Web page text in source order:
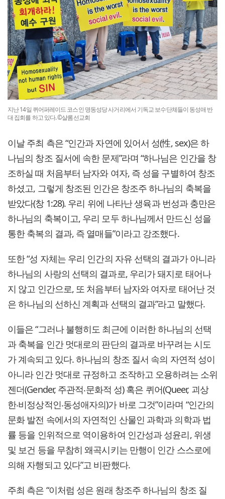
지난 14일 퀴어퍼레이드 코스인 명동성당 사거리에서 기독교 보수단체들이 동성애 반
대 집회를 하고 있다. ©샬롬선교회
이날 주최 측은 “인간과 자연에 있어서 성(性, sex)은 하
나님의 창조 질서에 속한 문제”라며 “하나님은 인간을 창
조하실 때 처음부터 남자와 여자, 즉 성을 구별하여 창조
하셨고, 그렇게 창조된 인간은 창조주 하나님의 축복을
받았다(창 1:28). 우리 위에 나타난 생육과 번성과 충만은
하나님의 축복이고, 우리 모두 하나님께서 만드신 성을
통한 축복의 결과, 즉 열매들”이라고 강조했다.
또한 “성 자체는 우리 인간의 자유 선택의 결과가 아니라
하나님의 사랑의 선택의 결과로, 우리가 돼지로 태어나
지 않고 인간으로, 또 처음부터 남자와 여자로 태어난 것
은 하나님의 선하신 계획과 선택의 결과”라고 말했다.
이들은 “그러나 불행히도 최근에 이러한 하나님의 선택
과 축복을 인간 멋대로의 판단의 결과로 바꾸려는 시도
가 계속되고 있다. 하나님의 창조 질서 속의 자연적 성이
아니라 인간 멋대로 규정하고 조작하고 오용하려는 소위
젠더(Gender, 주관적‧문화적 성) 혹은 퀴어(Queer, 괴상
한‧비정상적인‧동성애자의)가 바로 그것”이라며 “인간의
문화 발전 속에서의 자연적인 산물인 과학과 의학과 법
률 등을 인위적으로 역이용하여 인간성과 성윤리, 위생
및 보건 등을 무참히 왜곡시키는 만행이 인간 스스로에
의해 자행되고 있다”고 비판했다.
주최 측은 “이처럼 성은 원래 창조주 하나님의 창조 질